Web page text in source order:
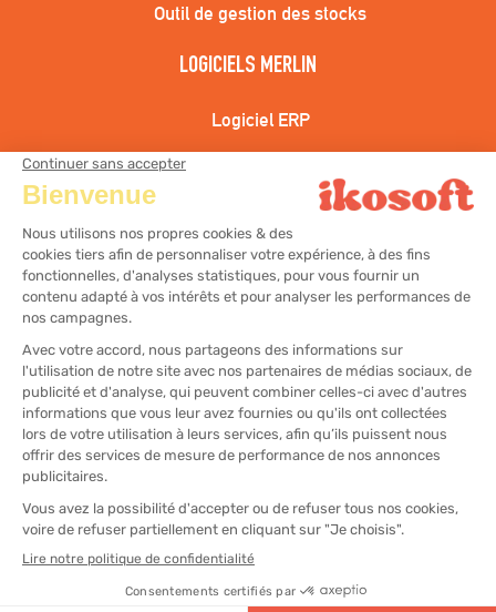
Outil de gestion des stocks
LOGICIELS MERLIN
Logiciel ERP
Solution d’encaissement coiffure
Solution d’encaissement esthétique
Solution d’encaissement centre bien-être
@2025
Mentions légales
Gestion des préférences cookies